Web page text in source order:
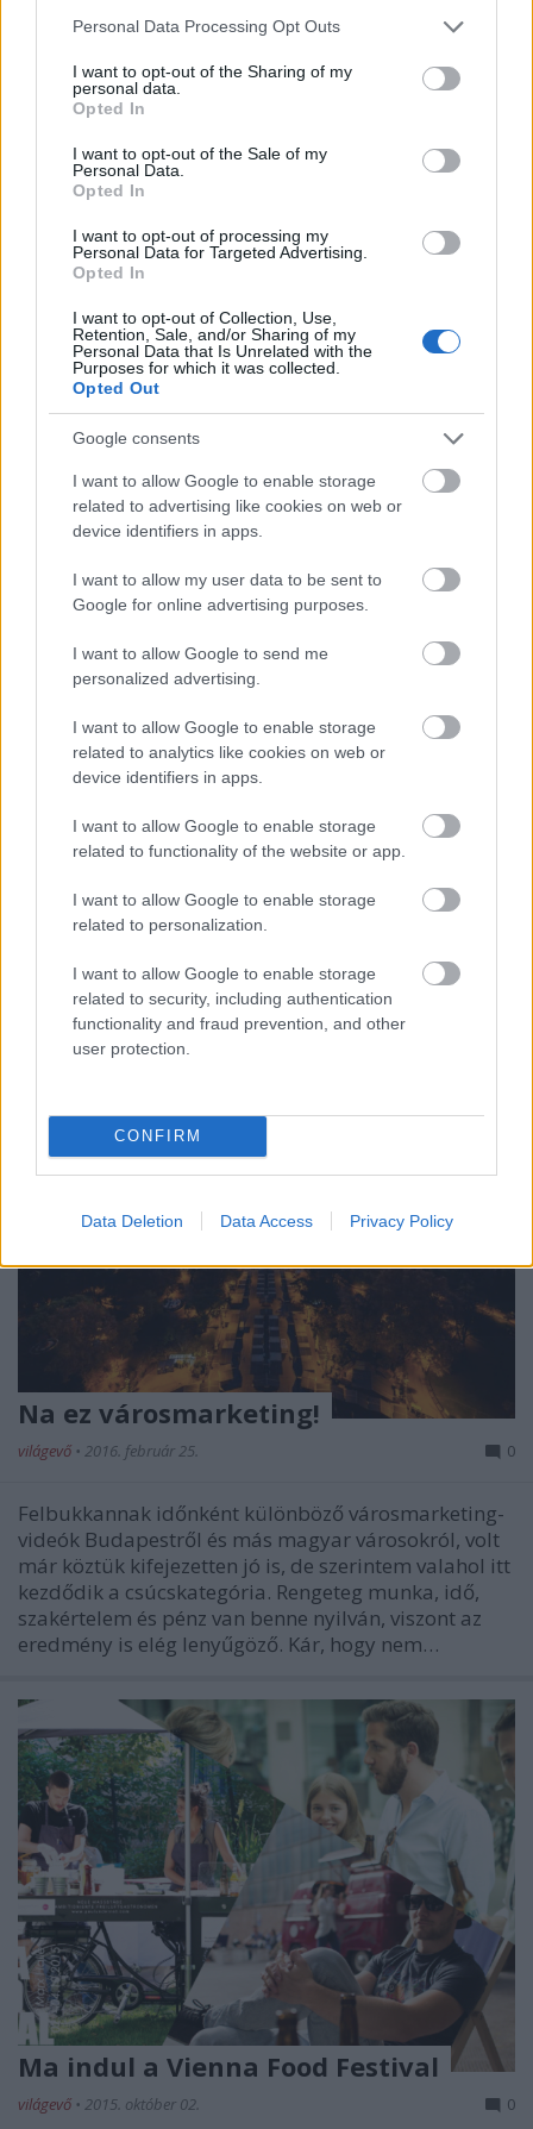
Please note that this website/app uses one or more Google
not limited to your visit or usage behaviour. You may click to
grant or deny consent to Google and its third-party tags to
use your data for below specified purposes in below Google
consent section.
Personal Data Processing Opt Outs
I want to opt-out of the Sharing of my
personal data.
Opted In
I want to opt-out of the Sale of my
Personal Data.
Opted In
I want to opt-out of processing my
Personal Data for Targeted Advertising.
Opted In
I want to opt-out of Collection, Use,
Retention, Sale, and/or Sharing of my
Personal Data that Is Unrelated with the
Purposes for which it was collected.
Opted Out
Google consents
I want to allow Google to enable storage
related to advertising like cookies on web or
device identifiers in apps.
I want to allow my user data to be sent to
Google for online advertising purposes.
I want to allow Google to send me
personalized advertising.
I want to allow Google to enable storage
related to analytics like cookies on web or
device identifiers in apps.
I want to allow Google to enable storage
related to functionality of the website or app.
I want to allow Google to enable storage
related to personalization.
I want to allow Google to enable storage
related to security, including authentication
functionality and fraud prevention, and other
user protection.
CONFIRM
Data Deletion Data Access Privacy Policy
Alig 2 órát kell autózni a világ egyik
legjobb étterméig: Steirereck, Bécs
világevő•2017. február 19.
éttermének élmezőnyében, többnyire a TOP10-en
belül, jelenleg is 9. Megmutatom, milyen a most téli
menüjük! Nagyon viccesen, stílusosan tálalt kávés
desszert. Fotó: Kovács Tamás
Szuper ebéd a 'francia nagykövetnél'
világevő•2016. október 19.
Miután sajnos végleg(?) bezárt a kedvenc bécsi
keresni. És fantasztikusat találtam!
Na ez városmarketing!
világevő • 2016. február 25. 0
Felbukkannak időnként különböző városmarketing-
videók Budapestről és más magyar városokról, volt
már köztük kifejezetten jó is, de szerintem valahol itt
kezdődik a csúcskategória. Rengeteg munka, idő,
szakértelem és pénz van benne nyilván, viszont az
eredmény is elég lenyűgöző. Kár, hogy nem…
Ma indul a Vienna Food Festival
világevő • 2015. október 02. 0